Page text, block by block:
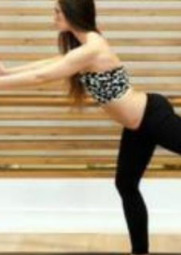
Pilates by Mandy
FACEBOOK
Pilates by Mandy
FACEBOOK
Pilates by Mandy
FACEBOOK
Pilates by Mandy
FACEBOOK
Pilates by Mandy
FACEBOOK